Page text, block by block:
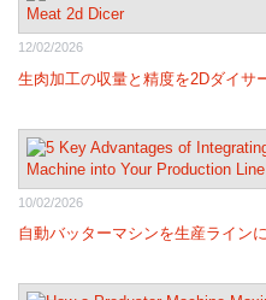
12/02/2026
生肉加工の収量と精度を2Dダイサ
10/02/2026
自動バッターマシンを生産ライン